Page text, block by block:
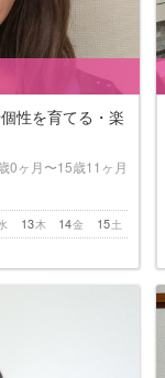
性を育てる・楽
0ヶ月〜15歳11ヶ月
木
13 金
14 土
15